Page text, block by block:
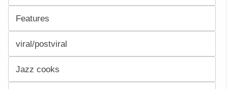
Features
viral/postviral
Jazz cooks